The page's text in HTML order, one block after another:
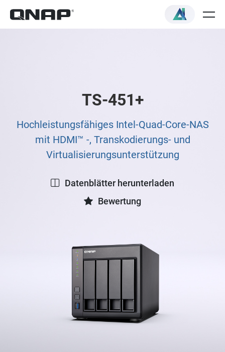
TS-451+
Hochleistungsfähiges Intel-Quad-Core-NAS
mit HDMI™ -, Transkodierungs- und
Virtualisierungsunterstützung
Datenblätter herunterladen
Bewertung